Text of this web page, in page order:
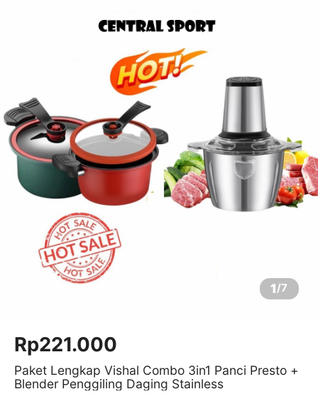
1/7
Rp221.000
Paket Lengkap Vishal Combo 3in1 Panci Presto +
Blender Penggiling Daging Stainless